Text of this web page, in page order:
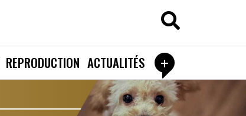
REPRODUCTION ACTUALITÉS +